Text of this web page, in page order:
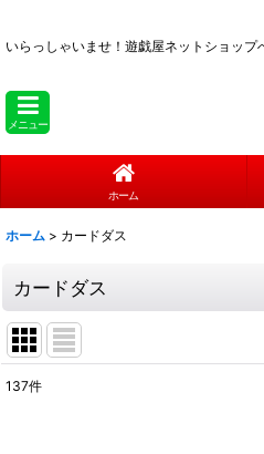
いらっしゃいませ！ 遊戯屋ネットショップ
メニュー
ホーム
ホーム > カードダス
カードダス
137件